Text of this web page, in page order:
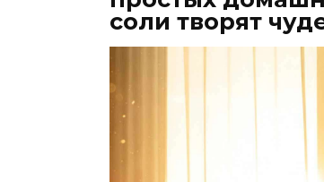
соли творят